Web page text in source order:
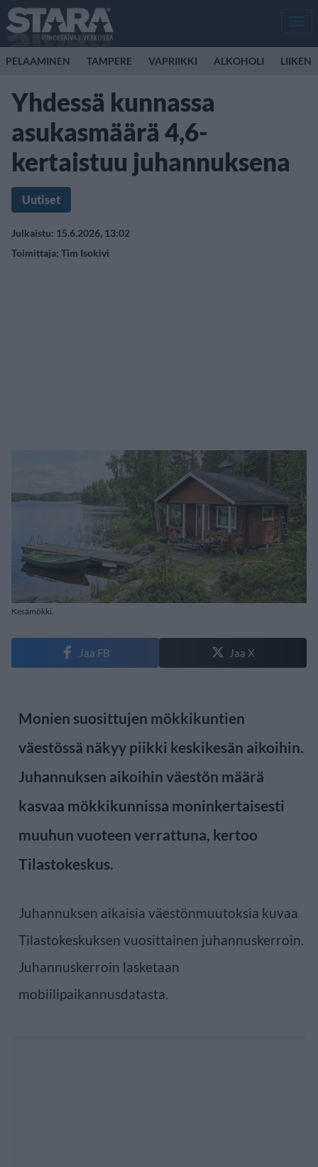
PELAAMINEN TAMPERE VAPRIIKKI ALKOHOLI
Yhdessä kunnassa
asukasmäärä 4,6-
kertaistuu juhannuksena
Uutiset
Julkaistu: 15.6.2026, 13:02
Toimittaja: Tim Isokivi
Kesämökki.
Jaa FB Jaa X
Monien suosittujen mökkikuntien
väestössä näkyy piikki keskikesän aikoihin.
Juhannuksen aikoihin väestön määrä
kasvaa mökkikunnissa moninkertaisesti
muuhun vuoteen verrattuna, kertoo
Tilastokeskus.
Juhannuksen aikaisia väestönmuutoksia kuvaa
Tilastokeskuksen vuosittainen juhannuskerroin.
Juhannuskerroin lasketaan
mobiilipaikannusdatasta.